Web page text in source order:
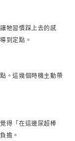
牠習慣踩上去的感
到定點。
。這幾個時機主動帶
得「在這邊尿超棒
擔。